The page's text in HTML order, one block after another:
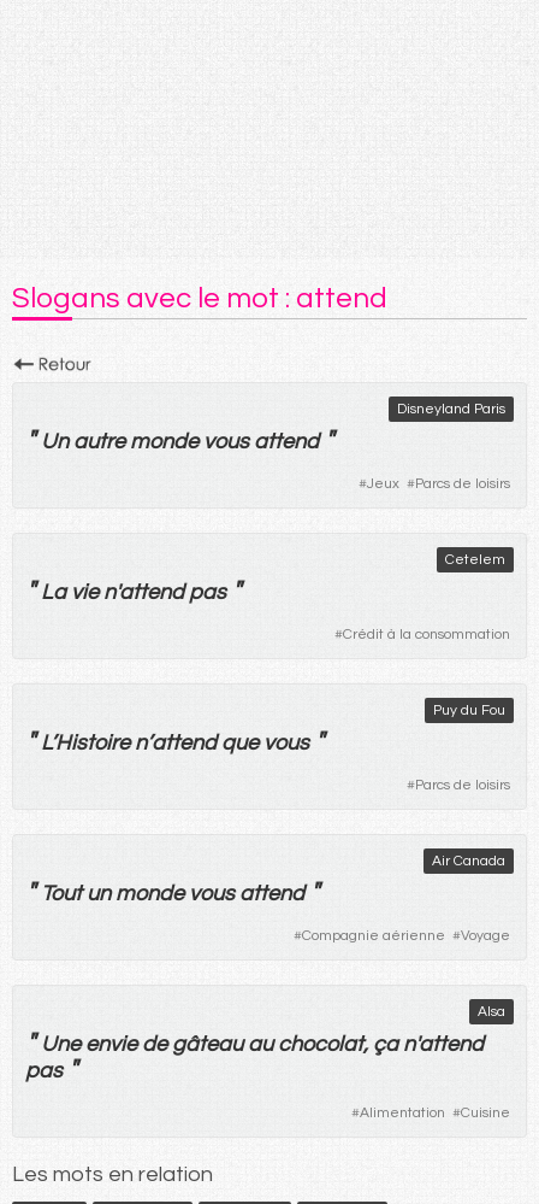
Slogans avec le mot : attend
Disneyland Paris
" Un autre monde vous attend "
#Jeux #Parcs de loisirs
Cetelem
" La vien'attend pas "
#Crédit à la consommation
Puy du Fou
"L’Histoiren’attend que vous "
#Parcs de loisirs
Air Canada
" Tout un monde vous attend "
#Compagnie aérienne #Voyage
Alsa
" Une envie de gâteau au chocolat, ça n'attend
pas "
#Alimentation #Cuisine
Les mots en relation